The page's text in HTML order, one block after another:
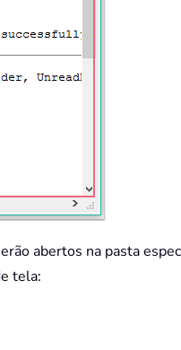
abertos na pasta
tela: